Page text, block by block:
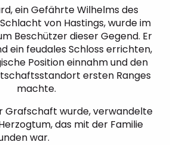
ein Gefährte Wilhelms des
von Hastings, wurde im
Beschützer dieser Gegend. Er
ein feudales Schloss errichten,
Position einnahm und den
ersten Ranges
machte.
Grafschaft wurde, verwandelte
das mit der Familie
war.